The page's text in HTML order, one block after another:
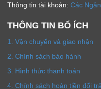
Thông tin tài khoản: Các
THÔNG TIN BỔ ÍCH
1. Vận chuyển và giao nhận
2. Chính sách bảo hành
3. Hình thức thanh toán
4. Chính sách hoàn tiền đổi